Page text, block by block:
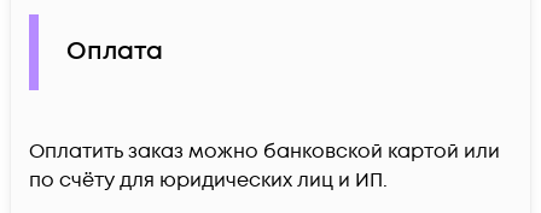
Оплата
Оплатить заказ можно банковской картой или
по счёту для юридических лиц и ИП.